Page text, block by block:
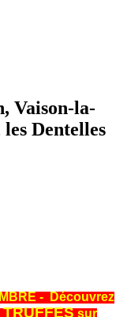
Vaison-la-
Dentelles
- Découvrez
sur